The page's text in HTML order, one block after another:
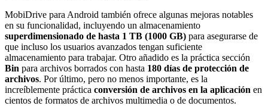
MobiDrive para Android también ofrece algunas mejoras notables
en su funcionalidad, incluyendo un almacenamiento
superdimensionado de hasta 1 TB (1000 GB) para asegurarse de
que incluso los usuarios avanzados tengan suficiente
almacenamiento para trabajar. Otro añadido es la práctica sección
Bin para archivos borrados con hasta 180 días de protección de
archivos. Por último, pero no menos importante, es la
increíblemente práctica conversión de archivos en la aplicación en
cientos de formatos de archivos multimedia o de documentos.